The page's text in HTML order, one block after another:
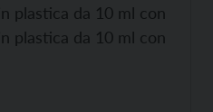
plastica da 10 ml con
plastica da 10 ml con